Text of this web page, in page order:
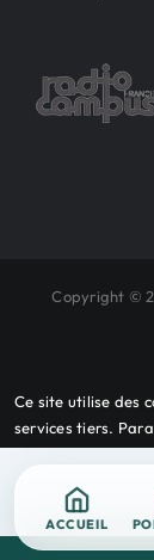
Copyright ©
Ce site utilise des
services tiers.
ACCUEIL